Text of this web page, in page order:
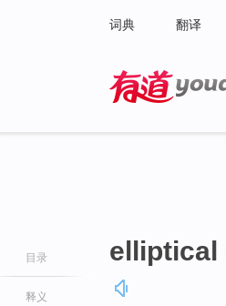
词典 翻译
目录
释义
elliptical